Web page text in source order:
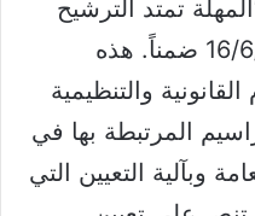
تمتد الترشيح
من 2/6/2026 حتى 16/6/2026 ضمناً. هذه
والتنظيمية
المرتبطة بها في
وبآلية التعيين التي